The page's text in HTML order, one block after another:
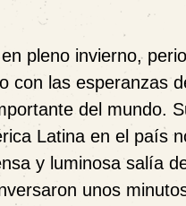
pleno invierno,
con las esperanzas
del mundo.
Latina en el país
y luminosa salía
unos